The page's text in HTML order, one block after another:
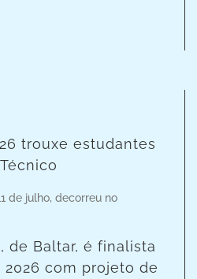
trouxe estudantes
de julho, decorreu no
de Baltar, é finalista
2026 com projeto de